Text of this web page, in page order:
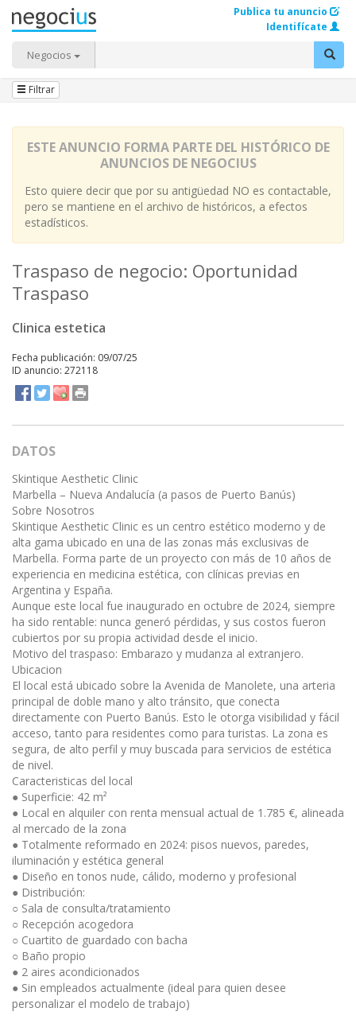
Negocios
Publica tu anuncio
Identifícate
Filtrar
ESTE ANUNCIO FORMA PARTE DEL HISTÓRICO DE
ANUNCIOS DE NEGOCIUS
Esto quiere decir que por su antigüedad NO es contactable,
pero se mantiene en el archivo de históricos, a efectos
estadísticos.
Traspaso de negocio: Oportunidad
Traspaso
Clinica estetica
Fecha publicación: 09/07/25
ID anuncio: 272118
DATOS
Skintique Aesthetic Clinic
Marbella – Nueva Andalucía (a pasos de Puerto Banús)
Sobre Nosotros
Skintique Aesthetic Clinic es un centro estético moderno y de
alta gama ubicado en una de las zonas más exclusivas de
Marbella. Forma parte de un proyecto con más de 10 años de
experiencia en medicina estética, con clínicas previas en
Argentina y España.
Aunque este local fue inaugurado en octubre de 2024, siempre
ha sido rentable: nunca generó pérdidas, y sus costos fueron
cubiertos por su propia actividad desde el inicio.
Motivo del traspaso: Embarazo y mudanza al extranjero.
Ubicacion
El local está ubicado sobre la Avenida de Manolete, una arteria
principal de doble mano y alto tránsito, que conecta
directamente con Puerto Banús. Esto le otorga visibilidad y fácil
acceso, tanto para residentes como para turistas. La zona es
segura, de alto perfil y muy buscada para servicios de estética
de nivel.
Caracteristicas del local
● Superficie: 42 m²
● Local en alquiler con renta mensual actual de 1.785 €, alineada
al mercado de la zona
● Totalmente reformado en 2024: pisos nuevos, paredes,
iluminación y estética general
● Diseño en tonos nude, cálido, moderno y profesional
● Distribución:
○ Sala de consulta/tratamiento
○ Recepción acogedora
○ Cuartito de guardado con bacha
○ Baño propio
● 2 aires acondicionados
● Sin empleados actualmente (ideal para quien desee
personalizar el modelo de trabajo)